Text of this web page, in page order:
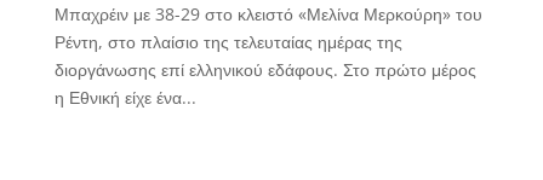
Μπαχρέιν με 38-29 στο κλειστό «Μελίνα Μερκούρη» του
Ρέντη, στο πλαίσιο της τελευταίας ημέρας της
διοργάνωσης επί ελληνικού εδάφους. Στο πρώτο μέρος
η Εθνική είχε ένα...